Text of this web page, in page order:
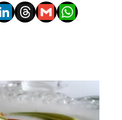
Threads
Gmail